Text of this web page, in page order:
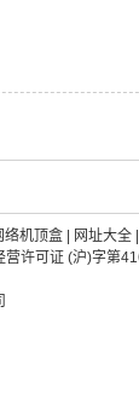
络机顶盒 网址大全
营许可证 (沪)字第